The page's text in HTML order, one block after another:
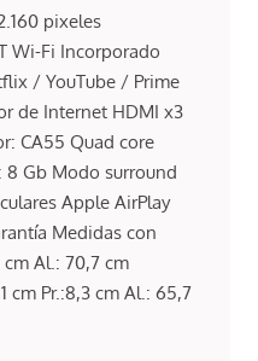
pixeles
Wi-Fi Incorporado
/ YouTube / Prime
de Internet HDMI x3
CA55 Quad core
8 Gb Modo surround
Apple AirPlay
Medidas con
cm Al.: 70,7 cm
cm Pr.:8,3 cm Al.: 65,7